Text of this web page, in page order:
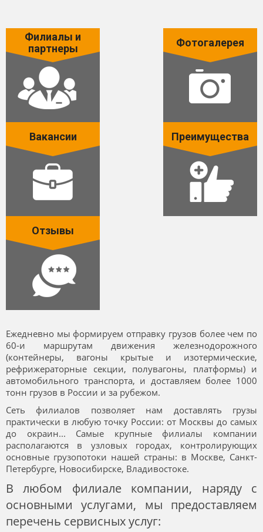
Филиалы и
партнеры
Фотогалерея
Вакансии Преимущества
Отзывы
Ежедневно мы формируем отправку грузов более чем по
60-и маршрутам движения железнодорожного
(контейнеры, вагоны крытые и изотермические,
рефрижераторные секции, полувагоны, платформы) и
автомобильного транспорта, и доставляем более 1000
тонн грузов в России и за рубежом.
Сеть филиалов позволяет нам доставлять грузы
практически в любую точку России: от Москвы до самых
до окраин... Самые крупные филиалы компании
располагаются в узловых городах, контролирующих
основные грузопотоки нашей страны: в Москве, Санкт-
Петербурге, Новосибирске, Владивостоке.
В любом филиале компании, наряду с
основными услугами, мы предоставляем
перечень сервисных услуг: